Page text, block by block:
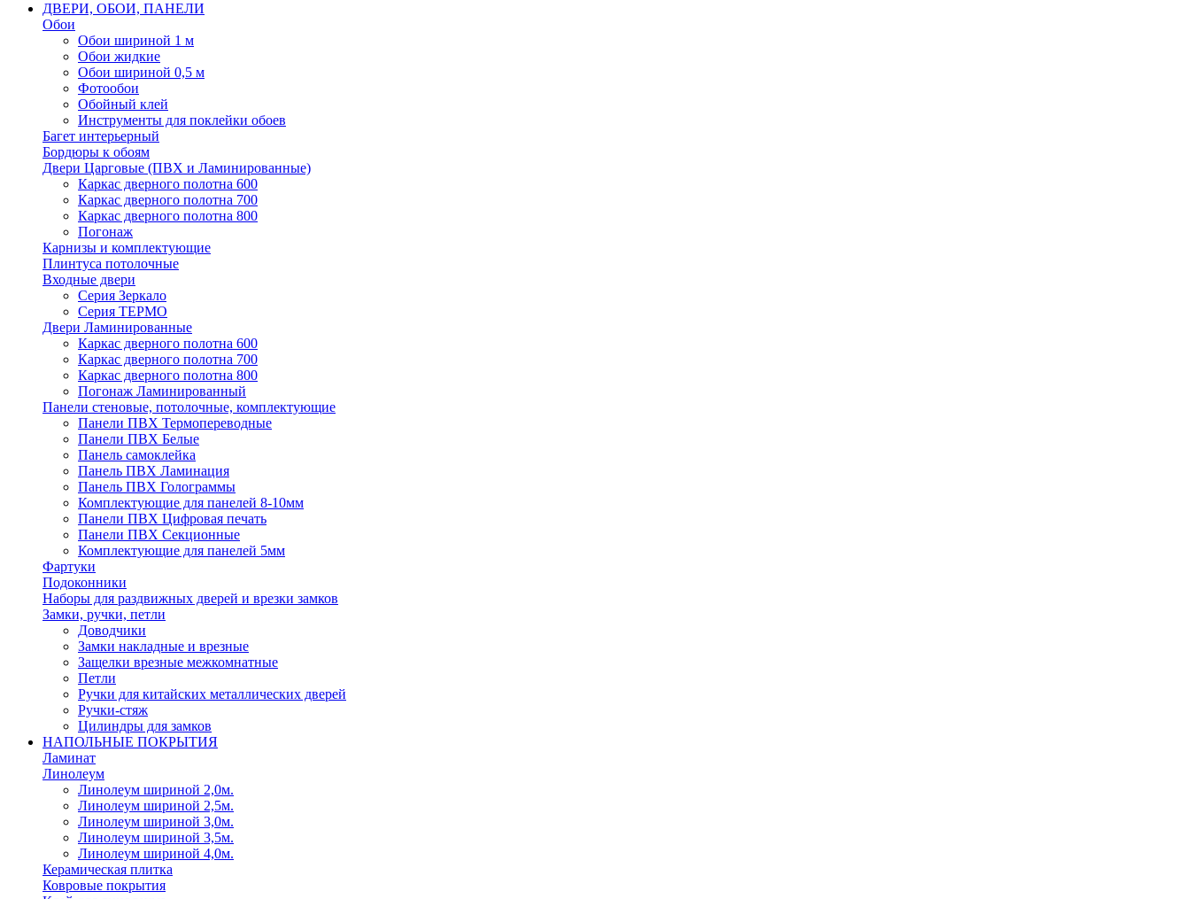
ДВЕРИ, ОБОИ, ПАНЕЛИ
Обои
Обои шириной 1 м
Обои жидкие
Обои шириной 0,5 м
Фотообои
Обойный клей
Инструменты для поклейки обоев
Багет интерьерный
Бордюры к обоям
Двери Царговые (ПВХ и Ламинированные)
Каркас дверного полотна 600
Каркас дверного полотна 700
Каркас дверного полотна 800
Погонаж
Карнизы и комплектующие
Плинтуса потолочные
Входные двери
Серия Зеркало
Серия ТЕРМО
Двери Ламинированные
Каркас дверного полотна 600
Каркас дверного полотна 700
Каркас дверного полотна 800
Погонаж Ламинированный
Панели стеновые, потолочные, комплектующие
Панели ПВХ Термопереводные
Панели ПВХ Белые
Панель самоклейка
Панель ПВХ Ламинация
Панель ПВХ Голограммы
Комплектующие для панелей 8-10мм
Панели ПВХ Цифровая печать
Панели ПВХ Секционные
Комплектующие для панелей 5мм
Фартуки
Подоконники
Наборы для раздвижных дверей и врезки замков
Замки, ручки, петли
Доводчики
Замки накладные и врезные
Защелки врезные межкомнатные
Петли
Ручки для китайских металлических дверей
Ручки-стяж
Цилиндры для замков
НАПОЛЬНЫЕ ПОКРЫТИЯ
Ламинат
Линолеум
Линолеум шириной 2,0м.
Линолеум шириной 2,5м.
Линолеум шириной 3,0м.
Линолеум шириной 3,5м.
Линолеум шириной 4,0м.
Керамическая плитка
Ковровые покрытия